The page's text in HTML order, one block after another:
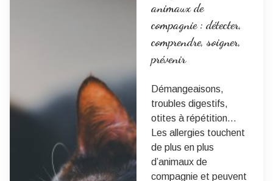
animaux de
compagnie : détecter,
comprendre, soigner,
prévenir
Démangeaisons,
troubles digestifs,
otites à répétition…
Les allergies touchent
de plus en plus
d’animaux de
compagnie et peuvent